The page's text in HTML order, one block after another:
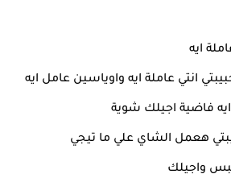
ايه
انتي عاملة ايه واوياسين عامل ايه
ايه فاضية اجيلك شوية
هعمل الشاي علي ما تيجي
واجيلك